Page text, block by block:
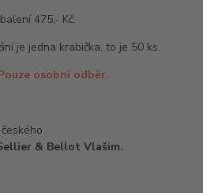
475,- Kč.
je jedna krabička, to je 50 ks.
osobní odběr.
& Bellot Vlašim.